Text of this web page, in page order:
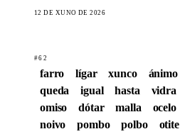
12 DE XUÑO DE 2026
#62
farro lígar xunco ánimo
queda
igual hasta vidra
omiso
dótar malla ocelo
noivo
pombo polbo otite